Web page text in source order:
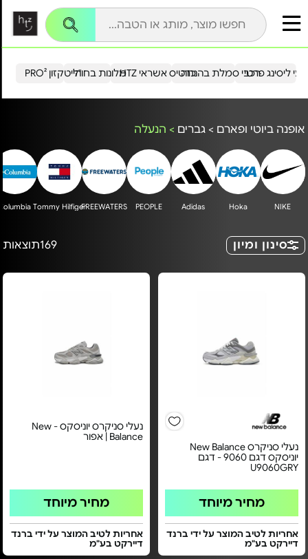
הייטקזון PRO²מלונות בחו"ל כרטיס אשראי HTZ ליסינג פרטירכבי סמלת בהנחה
אופנה ביוטי ופארם > גברים > הנעלה
NIKE
Hoka
Adidas
PEOPLE
FREEWATERS
Tommy Hilfiger
סינון ומיון 169תוצאות
נעלי סניקרס New Balance
יוניסקס דגם 9060 - דגם
U9060GRY
מחיר מיוחד
אחריות לטיב המוצר על ידי ברנד
דיירקט בע"מ
נעלי סניקרס יוניסקס - New
Balance | אפור
מחיר מיוחד
אחריות לטיב המוצר על ידי ברנד
דיירקט בע"מ